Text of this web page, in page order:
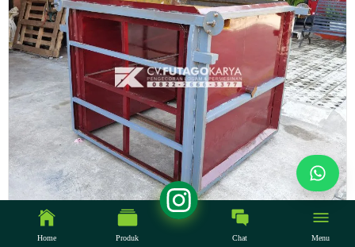
23 September 2022
Home Produk Chat Menu